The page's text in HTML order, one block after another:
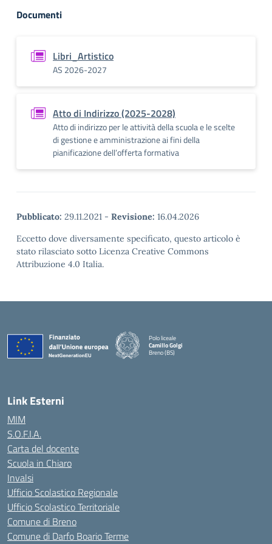
Documenti
Libri_Artistico
AS 2026-2027
Atto di Indirizzo (2025-2028)
Atto di indirizzo per le attività della scuola e le scelte
di gestione e amministrazione ai fini della
pianificazione dell’offerta formativa
Pubblicato: 29.11.2021 - Revisione: 16.04.2026
Eccetto dove diversamente specificato, questo articolo è
stato rilasciato sotto Licenza Creative Commons
Attribuzione 4.0 Italia.
Polo liceale
Camillo Golgi
Breno (BS)
Link Esterni
MIM
S.O.F.I.A.
Carta del docente
Scuola in Chiaro
Invalsi
Ufficio Scolastico Regionale
Ufficio Scolastico Territoriale
Comune di Breno
Comune di Darfo Boario Terme